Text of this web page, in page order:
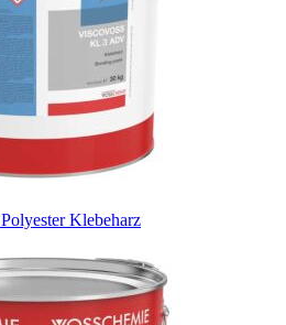
Polyester Klebeharz